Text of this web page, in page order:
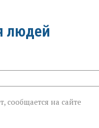
людей
сообщается на сайте